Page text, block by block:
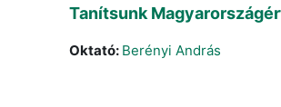
Tanítsunk
Oktató: Berényi András